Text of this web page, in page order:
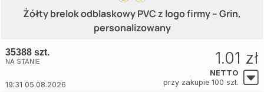
Żółty brelok odblaskowy PVC z logo firmy – Grin,
personalizowany
35388 szt.
NA STANIE
19:31 05.08.2026
1.01 zł
NETTO
przy zakupie 100 szt.